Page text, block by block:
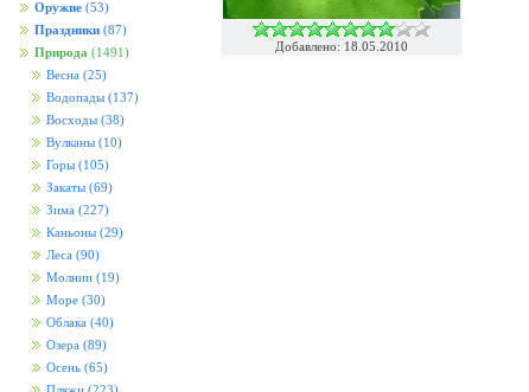
Оружие (53)
Праздники (87)
Природа (1491)
Весна (25)
Водопады (137)
Восходы (38)
Вулканы (10)
Горы (105)
Закаты (69)
Зима (227)
Каньоны (29)
Леса (90)
Молнии (19)
Море (30)
Облака (40)
Озера (89)
Осень (65)
Добавлено: 18.05.2010